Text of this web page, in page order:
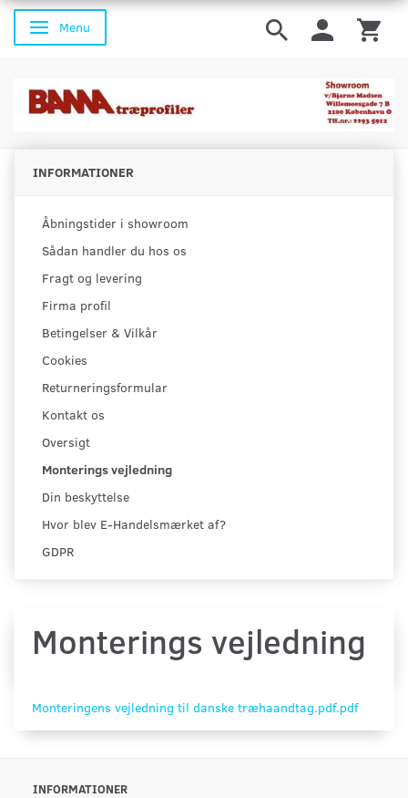
Skifte navigation
Menu
INFORMATIONER
Åbningstider i showroom
Sådan handler du hos os
Fragt og levering
Firma profil
Betingelser & Vilkår
Cookies
Returneringsformular
Kontakt os
Oversigt
Monterings vejledning
Din beskyttelse
Hvor blev E-Handelsmærket af?
GDPR
Monterings vejledning
Monteringens vejledning til danske træhaandtag.pdf.pdf
INFORMATIONER